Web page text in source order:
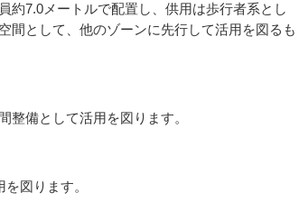
約7.0メートルで配置し、供用は歩行者系とし
間として、他のゾーンに先行して活用を図るも
整備として活用を図ります。
図ります。